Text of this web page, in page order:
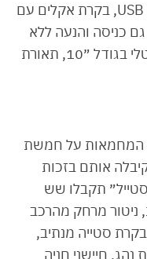
ארבעה שקעי טעינה מסוג USB Type C, בקרת אקלים עם
שלושה אזורים וברמת האבזור FR גם כניסה והנעה ללא
מפתח, אופציה ללוח מחוונים דיגיטלי בגודל ״10, תאורת
המחמאות על חמשת
אותם בזכות
תקבלו שש
ניטור מרחק מהרכב
סטייה מנתיב,
נהג, חיישני חניה